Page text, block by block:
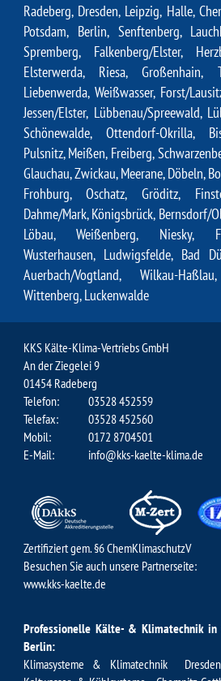
Radeberg, Dresden, Leipzig, Halle,
Potsdam, Berlin, Senftenberg,
Spremberg, Falkenberg/Elster,
Elsterwerda, Riesa,Großenhain,
Liebenwerda, Weißwasser, Forst/
Jessen/Elster, Lübbenau/Spreewald,
Schönewalde, Ottendorf-Okrilla,
Pulsnitz,Meißen, Freiberg,
Glauchau,Zwickau,Meerane,Döbeln,
Frohburg,Oschatz,Gröditz,
Dahme/Mark,Königsbrück, Bernsdorf/
Löbau,Weißenberg, Niesky,
Wusterhausen, Ludwigsfelde, Bad
Auerbach/Vogtland, Wilkau-Haßlau
Wittenberg,Luckenwalde
KKS Kälte-Klima-Vertriebs GmbH
An der Ziegelei 9
01454 Radeberg
Telefon:
03528 452559
Telefax:
03528 452560
Mobil:
0172 8704501
E-Mail:
info@kks-kaelte-klima.de
Zertifiziert gem. §6 ChemKlimaschutzV
Besuchen Sie auch unsere Partnerseite:
www.kks-kaelte.de
Professionelle Kälte- & Klimatechnik in
Berlin:
Klimasysteme & Klimatechnik Dresden